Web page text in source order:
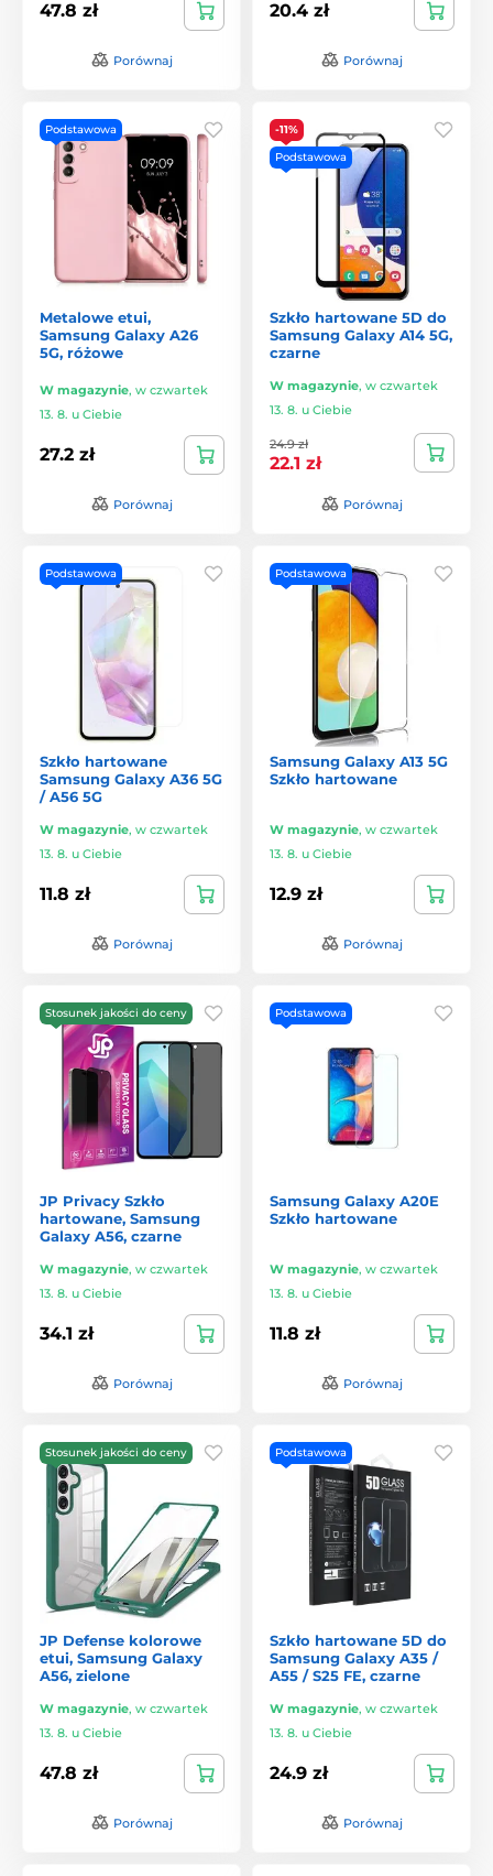
47.8 zł
Porównaj
20.4 zł
Porównaj
Podstawowa
Metalowe etui,
Samsung Galaxy A26
5G, różowe
W magazynie, w czwartek
13. 8. u Ciebie
27.2 zł
Porównaj
-11%
Podstawowa
Szkło hartowane 5D do
Samsung Galaxy A14 5G,
czarne
W magazynie, w czwartek
13. 8. u Ciebie
24.9 zł
22.1 zł
Porównaj
Podstawowa
Szkło hartowane
Samsung Galaxy A36 5G
/ A56 5G
W magazynie, w czwartek
13. 8. u Ciebie
11.8 zł
Porównaj
Podstawowa
Samsung Galaxy A13 5G
Szkło hartowane
W magazynie, w czwartek
13. 8. u Ciebie
12.9 zł
Porównaj
Stosunek jakości do ceny
JP Privacy Szkło
hartowane, Samsung
Galaxy A56, czarne
W magazynie, w czwartek
13. 8. u Ciebie
34.1 zł
Porównaj
Podstawowa
Samsung Galaxy A20E
Szkło hartowane
W magazynie, w czwartek
13. 8. u Ciebie
11.8 zł
Porównaj
Stosunek jakości do ceny
JP Defense kolorowe
etui, Samsung Galaxy
A56, zielone
W magazynie, w czwartek
13. 8. u Ciebie
47.8 zł
Porównaj
Podstawowa
Szkło hartowane 5D do
Samsung Galaxy A35 /
A55 / S25 FE, czarne
W magazynie, w czwartek
13. 8. u Ciebie
24.9 zł
Porównaj